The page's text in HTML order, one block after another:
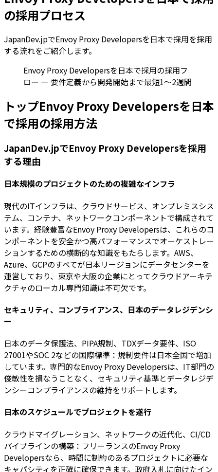
の採用プロセス
JapanDev.jpでEnvoy Proxy Developersを日本で採用を採用
する流れをご紹介します。
Envoy Proxy Developersを日本で採用の採用フ
ロー — 要件定義から開発開始まで最短1〜2週間
トップEnvoy Proxy Developersを日本
で採用の採用方法
JapanDev.jpでEnvoy Proxy Developersを採用
する理由
日本規模のプロジェクトのための複雑なインフラ
現代のITインフラは、クラウドサービス、オンプレミスシス
テム、コンテナ、ネットワークコンポーネントで構成されて
います。経験豊富なEnvoy Proxy Developersは、これらのコ
ンポーネントを安全かつ高パフォーマンスでオーケストレー
ションするための横断的な知識をもたらします。AWS、
Azure、GCPのすべてが日本リージョンにデータセンターを
運営しており、東京や大阪の企業にとってクラウドアーキテ
クチャのローカル専門知識は不可欠です。
セキュリティ、コンプライアンス、日本のデータレジデンシ
ー
日本のデータ保護法、PIPA規制、TDXデータ要件、ISO
27001やSOC 2などの国際標準：規制要件は日本全国で増加
しています。専門的なEnvoy Proxy Developersは、IT部門の
俊敏性を損なうことなく、セキュリティ基準とデータレジデ
ンシーコンプライアンスの維持をサポートします。
日本のスケジュールでプロジェクトを遂行
クラウドマイグレーション、ネットワークの近代化、CI/CD
パイプラインの構築：フリーランスのEnvoy Proxy
Developersなら、時間に制約のあるプロジェクトに必要な
キャパシティを正確に確保できます。政府入札に向けたイン